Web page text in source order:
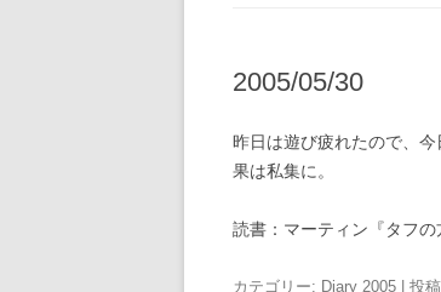
2005/05/30
昨日は遊び疲れたので、
果は私集に。
読書：マーティン『タフの
カテゴリー: Diary 2005 | 投